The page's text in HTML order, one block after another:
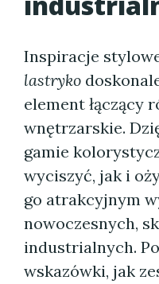
Inspiracje
lastryko
element łączący
wnętrzarskie.
gamie
wyciszyć, jak i
go atrakcyjnym
nowoczesnych,
industrialnych.
wskazówki, jak